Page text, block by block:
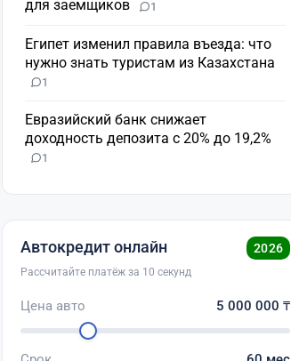
для заемщиков
1
Египет изменил правила въезда: что
нужно знать туристам из Казахстана
1
Евразийский банк снижает
доходность депозита с 20% до 19,2%
1
Автокредит онлайн 2026
Рассчитайте платёж за 10 секунд
Цена авто 5 000 000 ₸